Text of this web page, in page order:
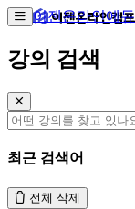
이젠온라인에듀
강의 검색
최근 검색어
전체 삭제